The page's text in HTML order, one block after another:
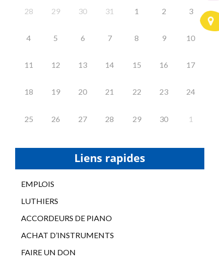
28 29 30 31 1 2 3
4 5 6 7 8 9 10
11 12 13 14 15 16 17
18 19 20 21 22 23 24
25 26 27 28 29 30 1
Liens rapides
EMPLOIS
LUTHIERS
ACCORDEURS DE PIANO
ACHAT D’INSTRUMENTS
FAIRE UN DON